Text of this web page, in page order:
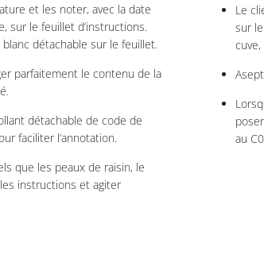
et les noter, avec la date
sur le feuillet d’instructions.
détachable sur le feuillet.
parfaitement le contenu de la
détachable de code de
faciliter l’annotation.
que les peaux de raisin, le
instructions et agiter
Le
sur
au C0